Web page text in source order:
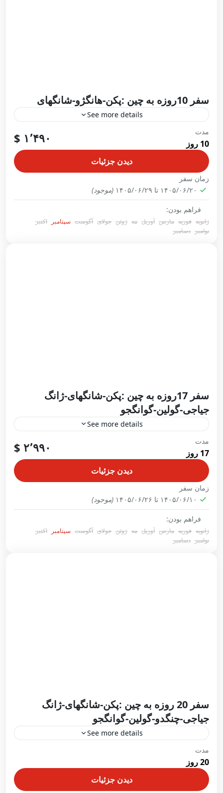
سفر 10روزه به چین :پکن-هانگژو-شانگهای
See more details
در حال ثبت نام
4 شب پکن – 2 شب هانگژو – 3شب شانگهای
هانگژو
1 Person
مدت
10 روز ۱٬۴۹۰ $
دیدن جزئیات
زمان سفر
۱۴۰۵/۰۶/۲۰ تا ۱۴۰۵/۰۶/۲۹
(موجود)
فراهم بودن:
ژانویه فوریه مارس آوریل مه ژوئن جولای آگوست سپتامبر
اکتبر
نوامبر
دسامبر
سفر 17روزه به چین :پکن-شانگهای-ژانگ
جیاجی-گولین-گوانگجو
See more details
در حال ثبت نام
4 شب پکن –4شب شانگهای – 3 شب ژانگ جیاجی –3شب
پکن,چین
1 Person
مدت
17 روز ۲٬۹۹۰ $
دیدن جزئیات
زمان سفر
۱۴۰۵/۰۶/۱۰ تا ۱۴۰۵/۰۶/۲۶
(موجود)
فراهم بودن:
ژانویه فوریه مارس آوریل مه ژوئن جولای آگوست سپتامبر
اکتبر
نوامبر
دسامبر
سفر 20 روزه به چین :پکن-شانگهای-ژانگ
جیاجی-چنگدو-گولین-گوانگجو
See more details
در حال ثبت نام
4 شب پکن –4شب شانگهای – 3 شب ژانگ جیاجی – 3شب
مدت
20 روز
دیدن جزئیات